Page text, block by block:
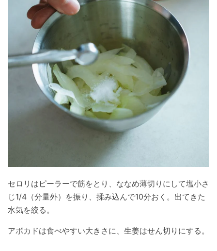
セロリはピーラーで筋をとり、ななめ薄切りにして塩小さ
じ1/4（分量外）を振り、揉み込んで10分おく。出てきた
水気を絞る。
アボカドは食べやすい大きさに、生姜はせん切りにする。